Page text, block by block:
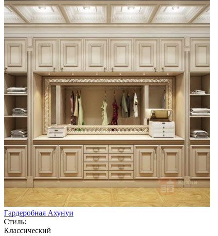
Гардеробная Ахунуи
Стиль:
Классический